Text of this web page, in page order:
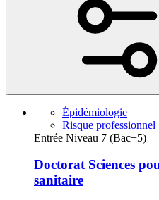
Épidémiologie
Risque professionnel
Entrée Niveau 7 (Bac+5)
Doctorat Sciences
sanitaire